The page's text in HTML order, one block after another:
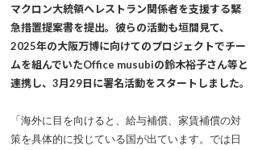
マクロン大統領へレストラン関係者を支援する緊
急措置提案書を提出。彼らの活動も垣間見て、
2025年の大阪万博に向けてのプロジェクトでチー
ムを組んでいたOffice musubiの鈴木裕子さん等と
連携し、3月29日に署名活動をスタートしました。
「海外に目を向けると、給与補償、家賃補償の対
策を具体的に投じている国が出ています。では日